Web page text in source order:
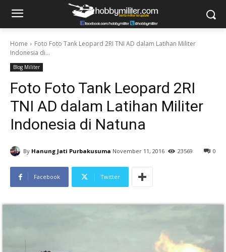
Home
Foto Foto Tank Leopard 2RI TNI AD dalam Latihan Militer
Indonesia di...
Blog Militer
Foto Foto Tank Leopard 2RI
TNI AD dalam Latihan Militer
Indonesia di Natuna
By Hanung Jati Purbakusuma November 11, 2016 0
23569
Facebook Twitter